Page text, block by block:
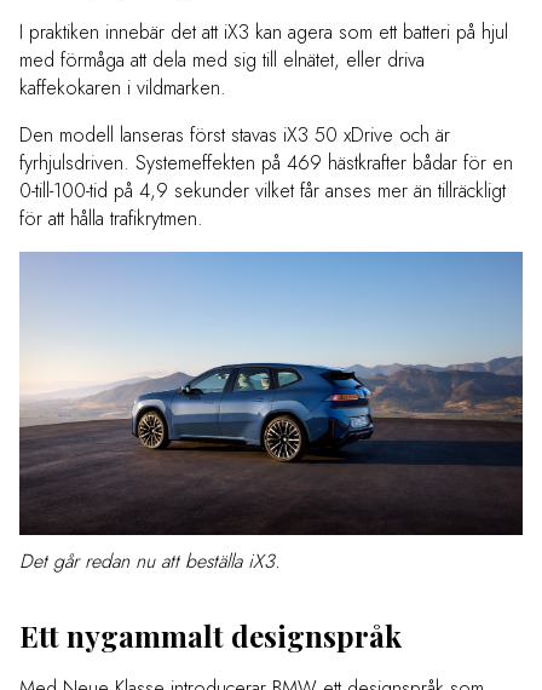
I praktiken innebär det att iX3 kan agera som ett batteri på hjul
med förmåga att dela med sig till elnätet, eller driva
kaffekokaren i vildmarken.
Den modell lanseras först stavas iX3 50 xDrive och är
fyrhjulsdriven. Systemeffekten på 469 hästkrafter bådar för en
0-till-100-tid på 4,9 sekunder vilket får anses mer än tillräckligt
för att hålla trafikrytmen.
Det går redan nu att beställa iX3.
Ett nygammalt designspråk